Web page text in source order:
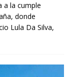
a la cumple
donde
Lula Da Silva,